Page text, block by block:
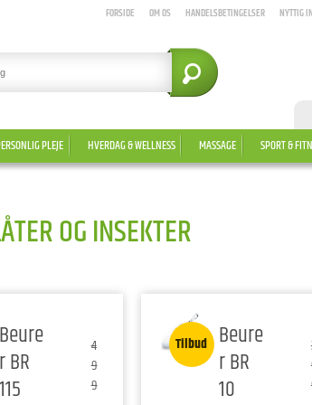
FORSIDE OM OS HANDELSBETINGELSER NYTTIG
PLEJE HVERDAG & WELLNESS MASSAGE SPORT &
OG INSEKTER
Beure
r BR
115
4
9
9
Tilbud Beure
r BR
10